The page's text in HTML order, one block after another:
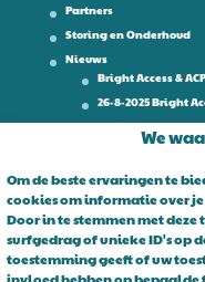
We
Om de beste ervaringen te
cookies om informatie over
Door in te stemmen met
surfgedrag of unieke ID's op
toestemming geeft of uw
Partners
Storing en Onderhoud
Nieuws
Bright Access &
26-8-2025 Bright
Werken bij
Over Bright Access
Glasvezel voor
leverancier voor